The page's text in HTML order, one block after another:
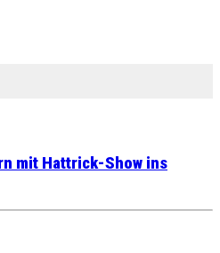
mit Hattrick-Show ins